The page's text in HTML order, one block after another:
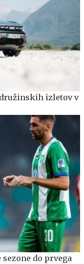
izletov v
do prvega